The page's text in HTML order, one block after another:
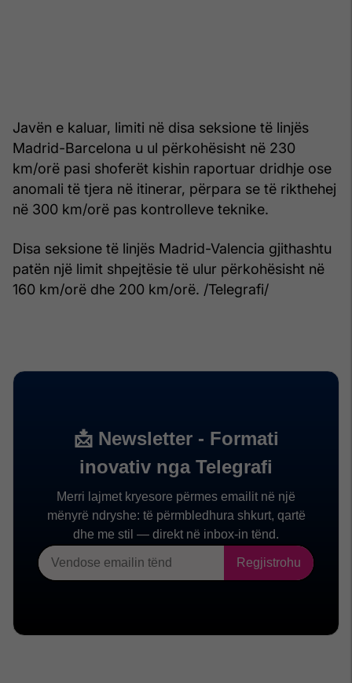
Javën e kaluar, limiti në disa seksione të linjës
Madrid-Barcelona u ul përkohësisht në 230
km/orë pasi shoferët kishin raportuar dridhje ose
anomali të tjera në itinerar, përpara se të rikthehej
në 300 km/orë pas kontrolleve teknike.
Disa seksione të linjës Madrid-Valencia gjithashtu
patën një limit shpejtësie të ulur përkohësisht në
160 km/orë dhe 200 km/orë. /Telegrafi/